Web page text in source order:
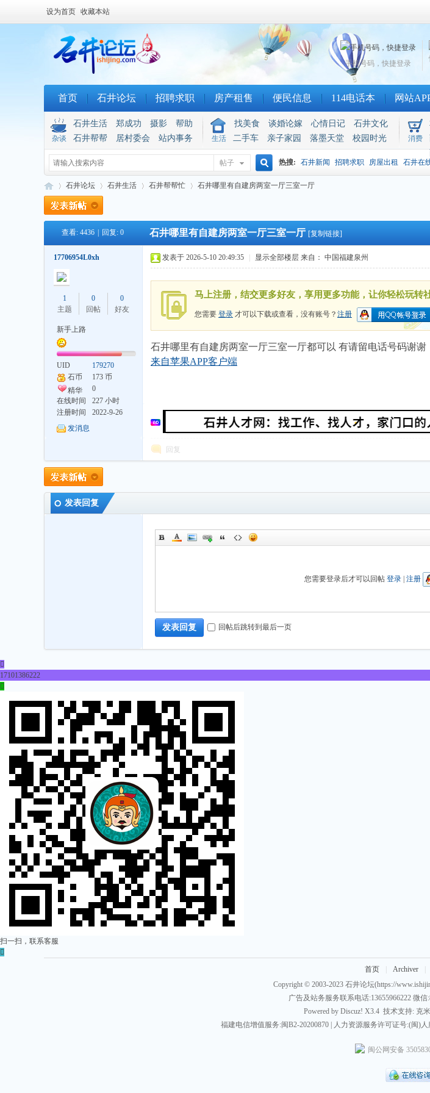
设为首页 收藏本站
手机号码，快捷登录
首页 石井论坛 招聘求职 房产租售 便民信息 114电话本 网站
杂谈
石井生活 郑成功 摄影
帮助
石井帮帮
居村委会 站内事务 生活
找美食 谈婚论嫁 心情日记
石井文化
二手车
亲子家园 落墨天堂 校园时光 消费
帖子
搜
索
热搜: 石井新闻 招聘求职 房屋出租 石井在
论
石井论坛 石井生活 石井帮帮忙
›
石井哪里有自建房两室一厅三室一厅
查看: 4436 回复: 0 石井哪里有自建房两室一厅三室一厅 [复制链接]
17706954L0xh
1
主题
0
回帖
0
好友
新手上路
UID
179270
石币
173 币
精华
0
在线时间
227 小时
注册时间
2022-9-26
发消息
发表于 2026-5-10 20:49:35 显示全部楼层 来自： 中国福建泉州
马上注册，结交更多好友，享用更多功能，让你轻松玩转社
您需要 登录 才可以下载或查看，没有账号？ 注册
石井哪里有自建房两室一厅三室一厅都可以 有请留电话号码谢谢
来自苹果APP客户端
回复
发表回复
您需要登录后才可以回帖 登录 注册
发表回复 回帖后跳转到最后一页

17101386222

扫一扫，联系客服

首页
Archiver
Copyright © 2003-2023 石井论坛(https://
广告及站务服务联系电话:13655966222 微信
Powered by Discuz! X3.4 技术支持: 克
福建电信增值服务:闽B2-20200870 | 人力资源服务许可证号:(闽)人
闽公网安备